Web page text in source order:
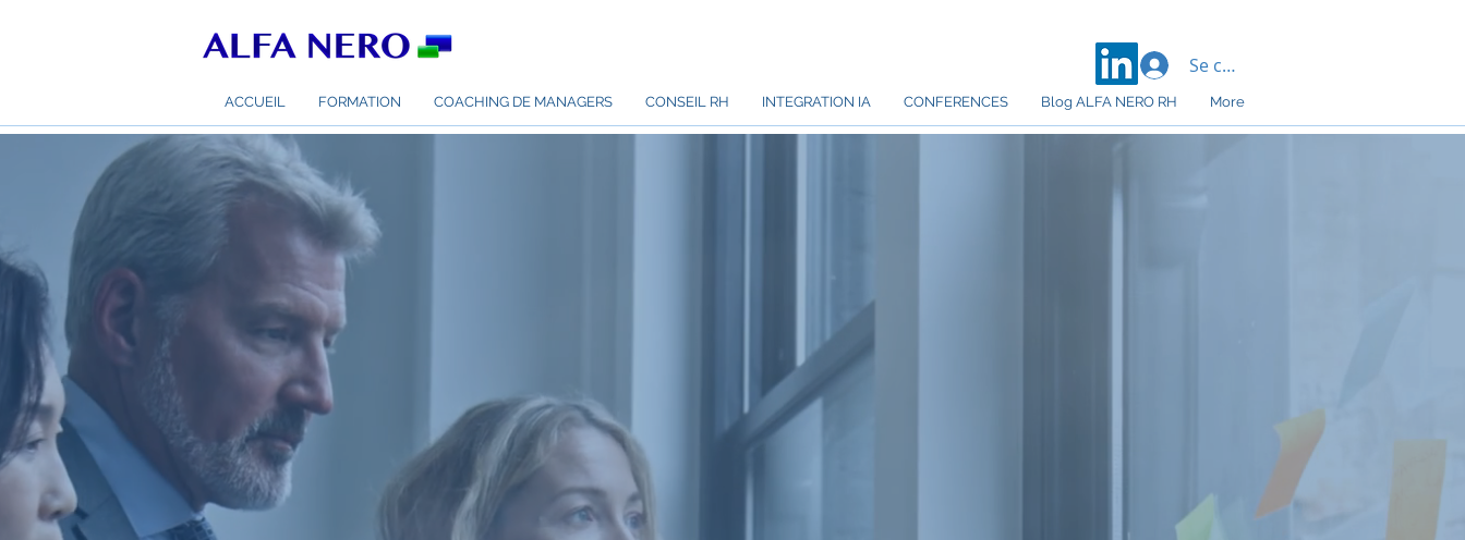
ACCUEIL FORMATION COACHING DE MANAGERS CONSEIL RH INTEGRATION IA CONFERENCES Blog ALFA NERO RH More
Se connecter
Depuis 2012, Tsiry RAMANIRAKA et ALFA NERO forment vos
collaborateurs et accompagnent vos équipes pour développer
leurs compétences.
Vous nous témoignez votre confiance depuis plus de 10 ans